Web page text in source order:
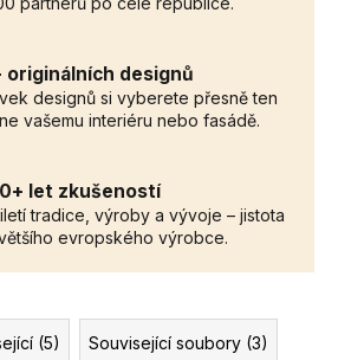
originálních designů
designů si vyberete přesně ten
vašemu interiéru nebo fasádě.
let zkušeností
tradice, výroby a vývoje – jistota
evropského výrobce.
(5) Související soubory (3)